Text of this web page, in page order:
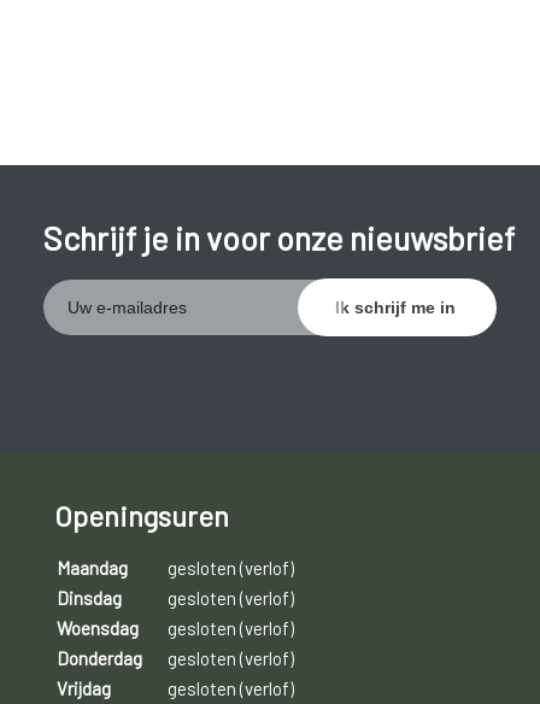
Schrijf je in voor onze nieuwsbrief
Openingsuren
Maandag
gesloten (verlof)
Dinsdag
gesloten (verlof)
Woensdag
gesloten (verlof)
Donderdag
gesloten (verlof)
Vrijdag
gesloten (verlof)